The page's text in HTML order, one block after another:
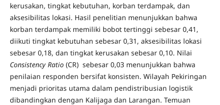
kerusakan, tingkat kebutuhan, korban terdampak, dan
aksesibilitas lokasi. Hasil penelitian menunjukkan bahwa
korban terdampak memiliki bobot tertinggi sebesar 0,41,
diikuti tingkat kebutuhan sebesar 0,31, aksesibilitas lokasi
sebesar 0,18, dan tingkat kerusakan sebesar 0,10. Nilai
Consistency Ratio(CR) sebesar 0,03 menunjukkan bahwa
penilaian responden bersifat konsisten. Wilayah Pekiringan
menjadi prioritas utama dalam pendistribusian logistik
dibandingkan dengan Kalijaga dan Larangan. Temuan